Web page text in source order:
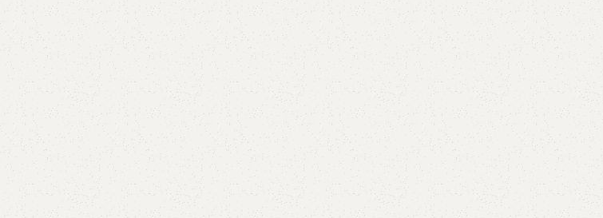
XPA XPB XPZ ZX